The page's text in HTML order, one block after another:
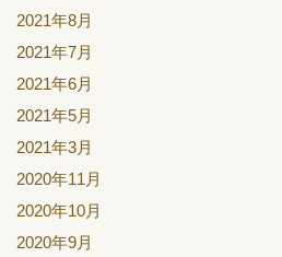
2021年8月
2021年7月
2021年6月
2021年5月
2021年3月
2020年11月
2020年10月
2020年9月